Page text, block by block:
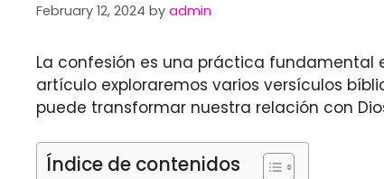
February 12, 2024 by admin
La confesión es una práctica fundamental
artículo exploraremos varios versículos
puede transformar nuestra relación con
Índice de contenidos